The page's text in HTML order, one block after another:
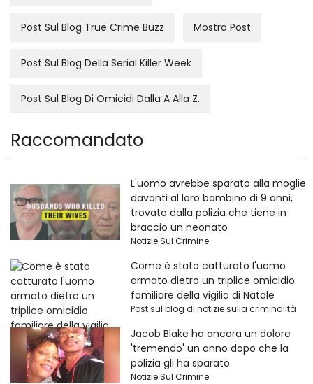
Post Sul Blog True Crime Buzz Mostra Post
Post Sul Blog Della Serial Killer Week
Post Sul Blog Di Omicidi Dalla A Alla Z.
Raccomandato
L'uomo avrebbe sparato alla moglie
davanti al loro bambino di 9 anni,
trovato dalla polizia che tiene in
braccio un neonato
Notizie Sul Crimine
Come è stato catturato l'uomo
armato dietro un triplice omicidio
familiare della vigilia di Natale
Post sul blog di notizie sulla criminalità
Jacob Blake ha ancora un dolore
'tremendo' un anno dopo che la
polizia gli ha sparato
Notizie Sul Crimine